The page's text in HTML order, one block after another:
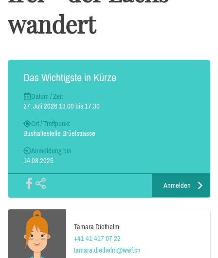
wandert
Das Wichtigste in Kürze
Datum / Zeit
27. Juli 2026 13:00 bis 17:30
Ort / Treffpunkt
Bushaltestelle Brüelstrasse
Anmeldung bis
14.08.2025
Anmelden
Tamara Diethelm
+41 41 417 07 22
tamara.diethelm@wwf.ch